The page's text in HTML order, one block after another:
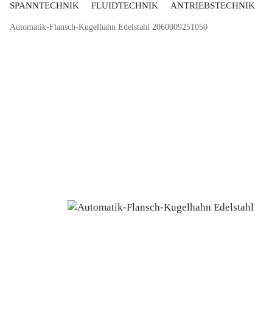
SPANNTECHNIK FLUIDTECHNIK ANTRIEBSTECHNIK
MESSTECHNIK LAGERTECHNIK ARTIKELÜBERSICHT
»
Automatik-Flansch-Kugelhahn Edelstahl 2060009251050